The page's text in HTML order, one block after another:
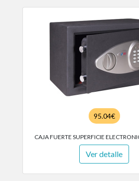
95.04€
CAJA FUERTE SUPERFICIE
Ver detalle